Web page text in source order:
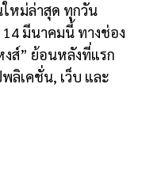
หม่ล่าสุด ทุกวัน
มีนาคมนี้ ทางช่อง
ส์” ย้อนหลังที่แรก
ลิเคชั่น, เว็บ และ